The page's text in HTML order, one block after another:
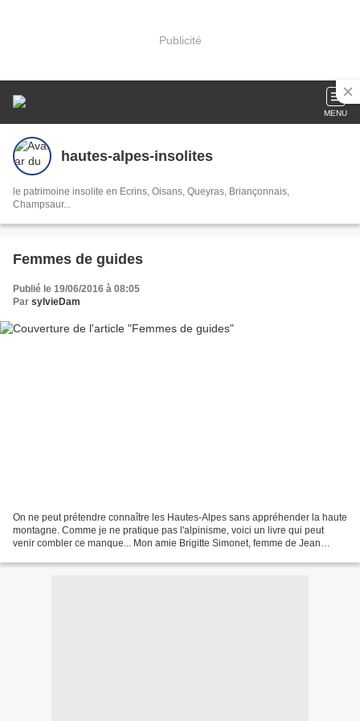
Publicité
MENU
hautes-alpes-insolites
le patrimoine insolite en Ecrins, Oisans, Queyras, Briançonnais,
Champsaur...
Femmes de guides
Publié le 19/06/2016 à 08:05
Par sylvieDam
On ne peut prétendre connaître les Hautes-Alpes sans appréhender la haute
montagne. Comme je ne pratique pas l'alpinisme, voici un livre qui peut
venir combler ce manque... Mon amie Brigitte Simonet, femme de Jean